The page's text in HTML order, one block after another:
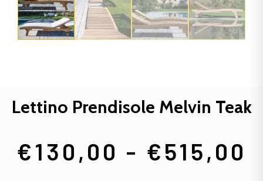
Lettino Prendisole Melvin Teak
€130,00 - €515,00